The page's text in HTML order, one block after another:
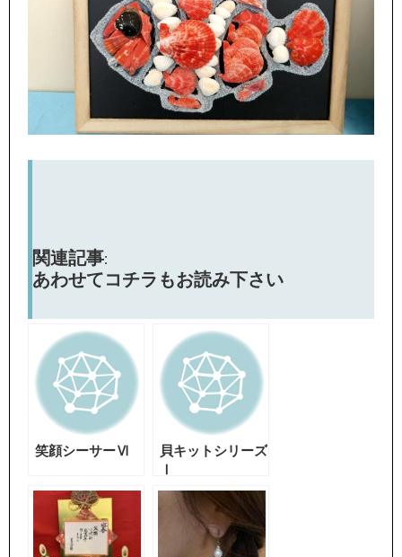
関連記事:
あわせてコチラもお読み下さい
笑顔シーサーⅥ
貝キットシリーズ
Ⅰ